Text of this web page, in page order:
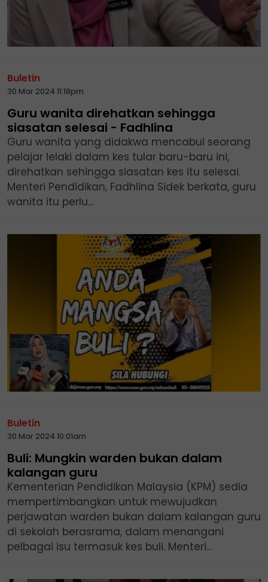
Buletin
30 Mar 2024 11:18pm
Guru wanita direhatkan sehingga
siasatan selesai - Fadhlina
Guru wanita yang didakwa mencabul seorang
pelajar lelaki dalam kes tular baru-baru ini,
direhatkan sehingga siasatan kes itu selesai.
Menteri Pendidikan, Fadhlina Sidek berkata, guru
wanita itu perlu...
Buletin
30 Mar 2024 10:01am
Buli: Mungkin warden bukan dalam
kalangan guru
Kementerian Pendidikan Malaysia (KPM) sedia
mempertimbangkan untuk mewujudkan
perjawatan warden bukan dalam kalangan guru
di sekolah berasrama, dalam menangani
pelbagai isu termasuk kes buli. Menteri...